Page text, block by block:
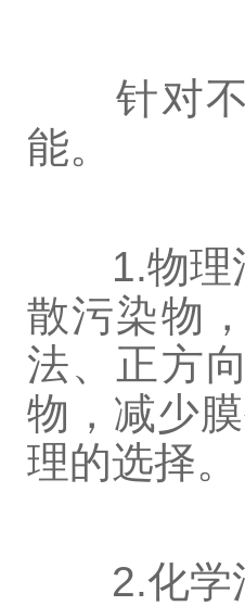
针对不
能。
1.物理清
散污染物
法、正方
物，减少
理的选择。
2.化学清